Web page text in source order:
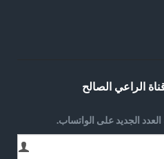
الراعي الصالح
الجديد على الواتساب.